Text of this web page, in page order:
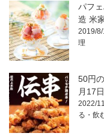
パフ
造 米
2019/8/
理
50円
月17
2022/
る・飲